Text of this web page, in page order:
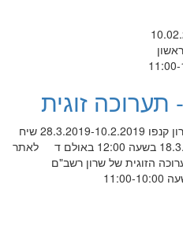
תערוכה זוגית
חיים בשוליים שרון רשב"ם פרופ וירון קנפו 28.3.2019-10.2.2019 שיח
גלריה בשיתוף החוג לאומנות 18.3.2019 בשעה 12:00 באולם ד לאתר
הזוגית של שרון רשב"ם